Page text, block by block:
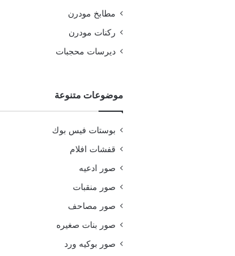
مطابخ مودرن
ركنات مودرن
ديرسات محجبات
موضوعات متنوعة
بوستات فيس بوك
قفشات افلام
صور ادعيه
صور منقبات
صور مصاحف
صور بنات صغيره
صور بوكيه ورد